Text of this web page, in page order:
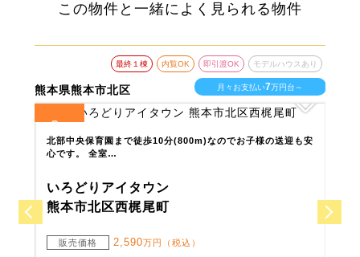
この物件と一緒によく見られる物件
熊本県宇土市
最終１棟 内覧OK 即引渡OK モデルハウスあり
月々お支払い6万円台～
3
花園小学校まで徒歩10分の通学にも安心な立地♪ 子育て世帯
に住みやすい閑静な…
いろどりアイタウン
宇土市松山町
販売価格 2,390万円（税込）